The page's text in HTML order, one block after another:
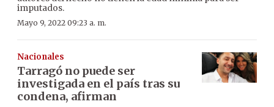
imputados.
Mayo 9, 2022 09:23 a. m.
Nacionales
Tarragó no puede ser
investigada en el país tras su
condena, afirman